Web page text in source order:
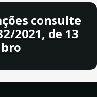
consulte
2021, de 13